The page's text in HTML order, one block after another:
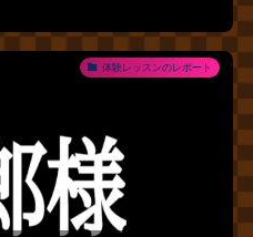
体験レッスンのレポート